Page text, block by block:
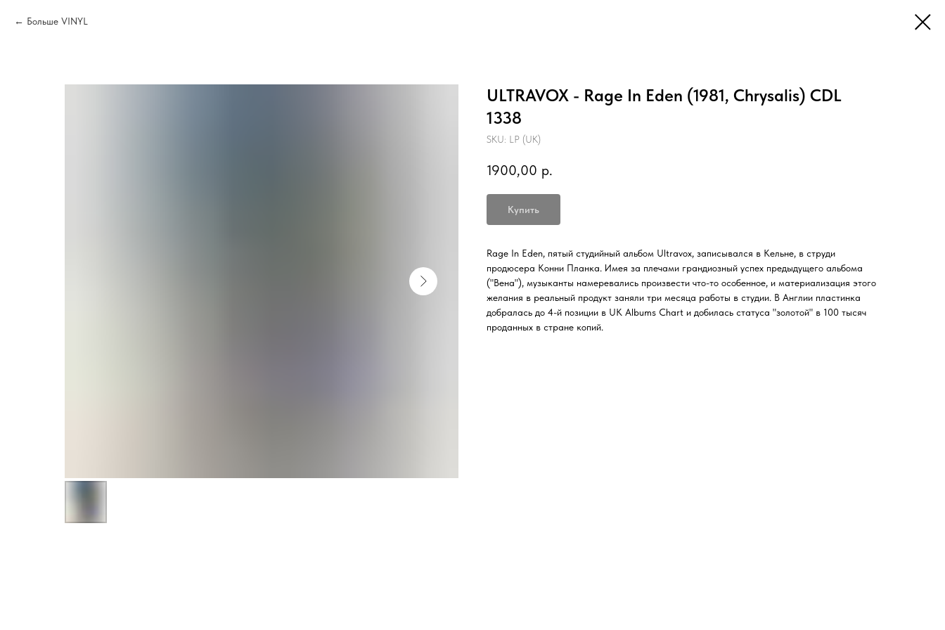
Больше VINYL
ULTRAVOX - Rage In Eden (1981, Chrysalis) CDL
1338
SKU: LP (UK)
1900,00 р.
Купить
Rage In Eden, пятый студийный альбом Ultravox, записывался в Кельне, в струди
продюсера Конни Планка. Имея за плечами грандиозный успех предыдущего альбома
("Вена"), музыканты намеревались произвести что-то особенное, и материализация этого
желания в реальный продукт заняли три месяца работы в студии. В Англии пластинка
добралась до 4-й позиции в UK Albums Chart и добилась статуса "золотой" в 100 тысяч
проданных в стране копий.